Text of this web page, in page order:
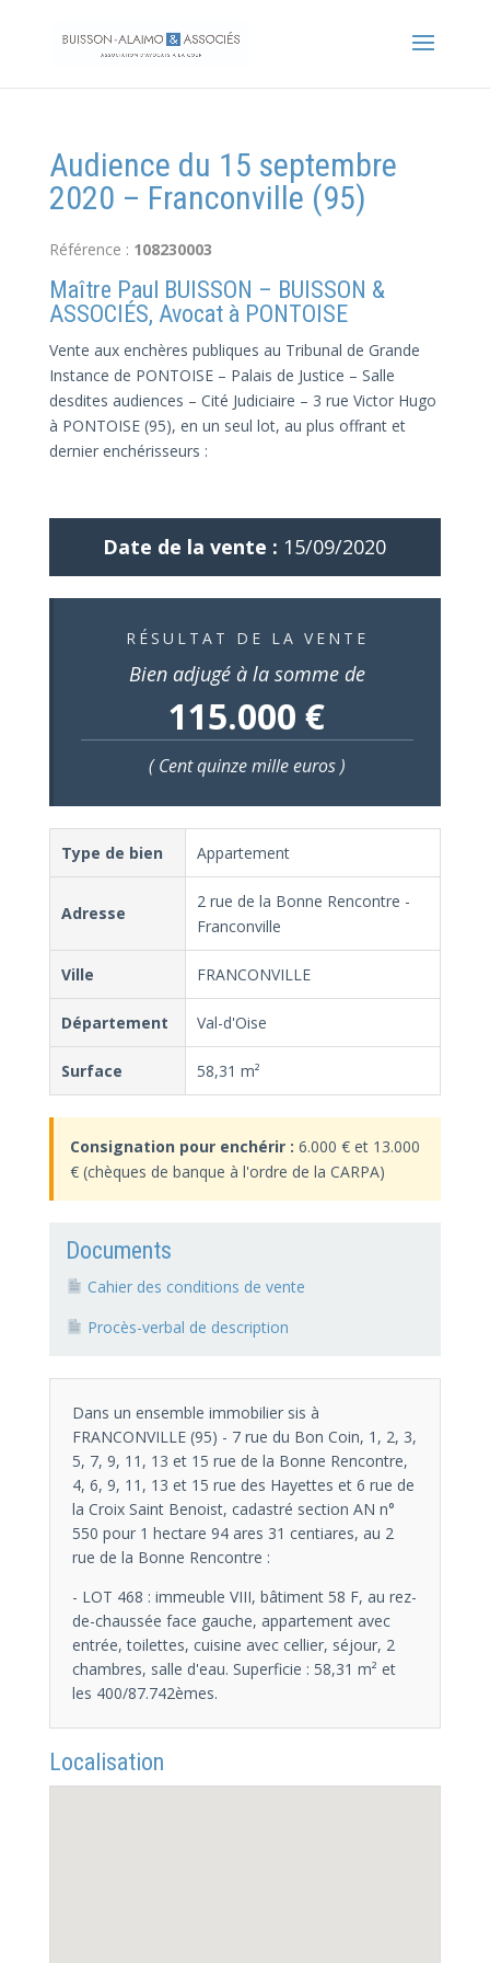
Audience du 15 septembre
2020 – Franconville (95)
Référence : 108230003
Maître Paul BUISSON – BUISSON &
ASSOCIÉS, Avocat à PONTOISE
Vente aux enchères publiques au Tribunal de Grande
Instance de PONTOISE – Palais de Justice – Salle
desdites audiences – Cité Judiciaire – 3 rue Victor Hugo
à PONTOISE (95), en un seul lot, au plus offrant et
dernier enchérisseurs :
Date de la vente : 15/09/2020
RÉSULTAT DE LA VENTE
Bien adjugé à la somme de
115.000 €
( Cent quinze mille euros )
Type de bien Appartement
Adresse
2 rue de la Bonne Rencontre -
Franconville
Ville FRANCONVILLE
Département Val-d'Oise
Surface 58,31 m²
Consignation pour enchérir : 6.000 € et 13.000
€ (chèques de banque à l'ordre de la CARPA)
Documents
Cahier des conditions de vente
Procès-verbal de description
Dans un ensemble immobilier sis à
FRANCONVILLE (95) - 7 rue du Bon Coin, 1, 2, 3,
5, 7, 9, 11, 13 et 15 rue de la Bonne Rencontre,
4, 6, 9, 11, 13 et 15 rue des Hayettes et 6 rue de
la Croix Saint Benoist, cadastré section AN n°
550 pour 1 hectare 94 ares 31 centiares, au 2
rue de la Bonne Rencontre :
- LOT 468 : immeuble VIII, bâtiment 58 F, au rez-
de-chaussée face gauche, appartement avec
entrée, toilettes, cuisine avec cellier, séjour, 2
chambres, salle d'eau. Superficie : 58,31 m² et
les 400/87.742èmes.
Localisation